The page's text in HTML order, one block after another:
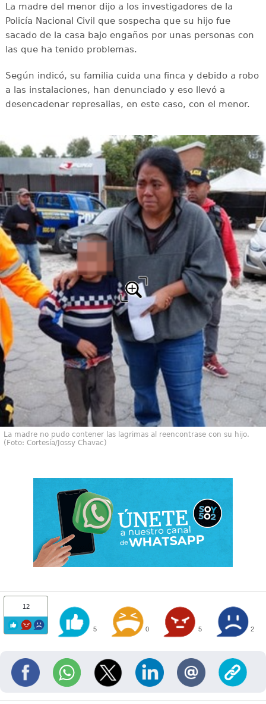
La madre del menor dijo a los investigadores de la
Policía Nacional Civil que sospecha que su hijo fue
sacado de la casa bajo engaños por unas personas con
las que ha tenido problemas.
Según indicó, su familia cuida una finca y debido a robo
a las instalaciones, han denunciado y eso llevó a
desencadenar represalias, en este caso, con el menor.
La madre no pudo contener las lagrimas al reencontrase con su hijo.
(Foto: Cortesía/Jossy Chavac)
12
5 0 5 2